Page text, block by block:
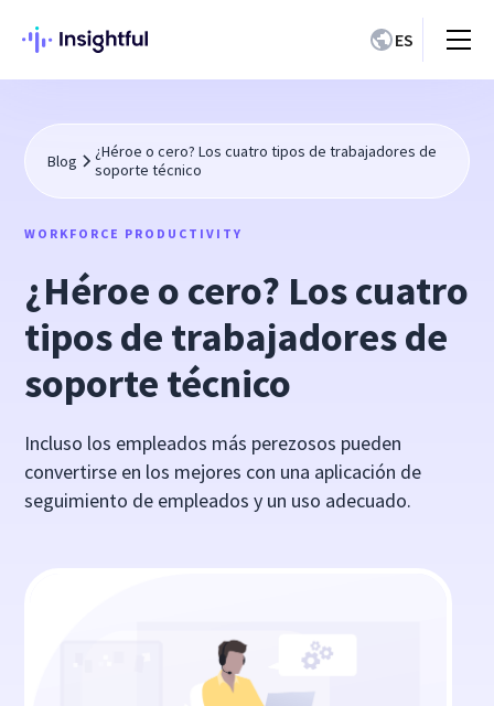
ES
Blog
¿Héroe o cero? Los cuatro tipos de trabajadores de
soporte técnico
WORKFORCE PRODUCTIVITY
¿Héroe o cero? Los cuatro
tipos de trabajadores de
soporte técnico
Incluso los empleados más perezosos pueden
convertirse en los mejores con una aplicación de
seguimiento de empleados y un uso adecuado.